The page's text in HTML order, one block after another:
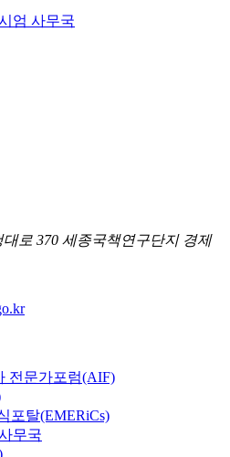
엄 사무국
로 370 세종국책연구단지 경제
전문가포럼(AIF)
포탈(EMERiCs)
무국